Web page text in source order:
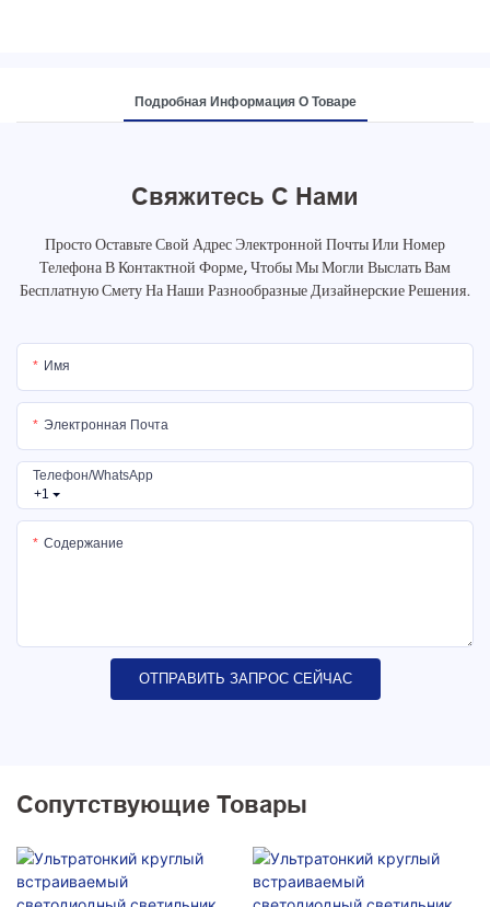
Подробная Информация О Товаре
Свяжитесь С Нами
Просто Оставьте Свой Адрес Электронной Почты Или Номер
Телефона В Контактной Форме, Чтобы Мы Могли Выслать Вам
Бесплатную Смету На Наши Разнообразные Дизайнерские Решения.
Имя
Электронная Почта
+1
Телефон/WhatsApp
Содержание
ОТПРАВИТЬ ЗАПРОС СЕЙЧАС
Сопутствующие Товары